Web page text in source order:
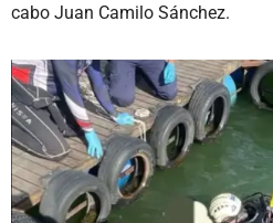
cabo Juan Camilo Sánchez.